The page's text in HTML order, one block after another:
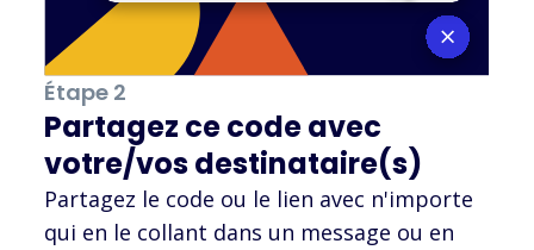
Étape 2
Partagez ce code avec
votre/vos destinataire(s)
Partagez le code ou le lien avec n'importe
qui en le collant dans un message ou en